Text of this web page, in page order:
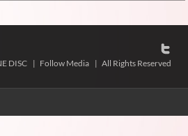
DISC | Follow Media | All Rights Reserved